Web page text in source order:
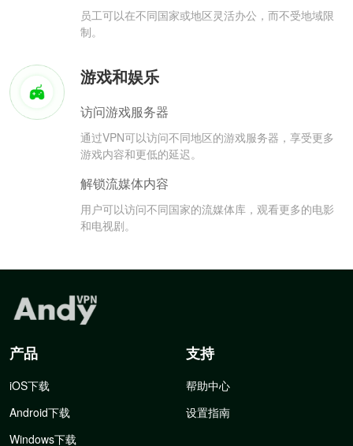
员工可以在不同国家或地区灵活办公，而不受地域限
制。
游戏和娱乐
访问游戏服务器
通过VPN可以访问不同地区的游戏服务器，享受更多
游戏内容和更低的延迟。
解锁流媒体内容
用户可以访问不同国家的流媒体库，观看更多的电影
和电视剧。
产品
iOS下载
Android下载
Windows下载
支持
帮助中心
设置指南